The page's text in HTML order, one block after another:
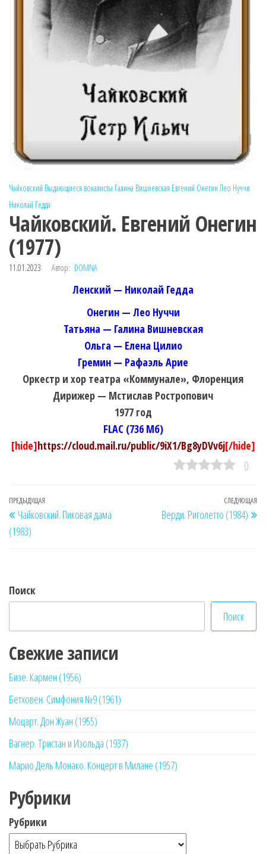
Чайковский Выдающиеся вокалисты Галина Вишневская Евгений Онегин Лео Нуччи
Николай Гедда
Чайковский. Евгений Онегин
(1977)
11.01.2023 Автор: DOMNA
Ленский — Николай Гедда
Онегин — Лео Нуччи
Татьяна — Галина Вишневская
Ольга — Елена Цилио
Гремин — Рафаэль Арие
Оркестр и хор театра «Коммунале», Флоренция
Дирижер — Мстислав Ростропович
1977 год
FLAC (736 Мб)
[hide]https://cloud.mail.ru/public/9iX1/Bg8yDVv6j[/hide]
0
Навигация
по
записям
Предыдущая
запись
ПРЕДЫДУЩАЯ
Чайковский. Пиковая дама
(1983)
СЛЕДУЮЩАЯ
Верди. Риголетто (1984)
Поиск
Поиск
Свежие записи
Бизе. Кармен (1956)
Бетховен. Симфония №9 (1961)
Моцарт. Дон Жуан (1955)
Вагнер. Тристан и Изольда (1937)
Марио Дель Монако. Концерт в Милане (1957)
Рубрики
Рубрики